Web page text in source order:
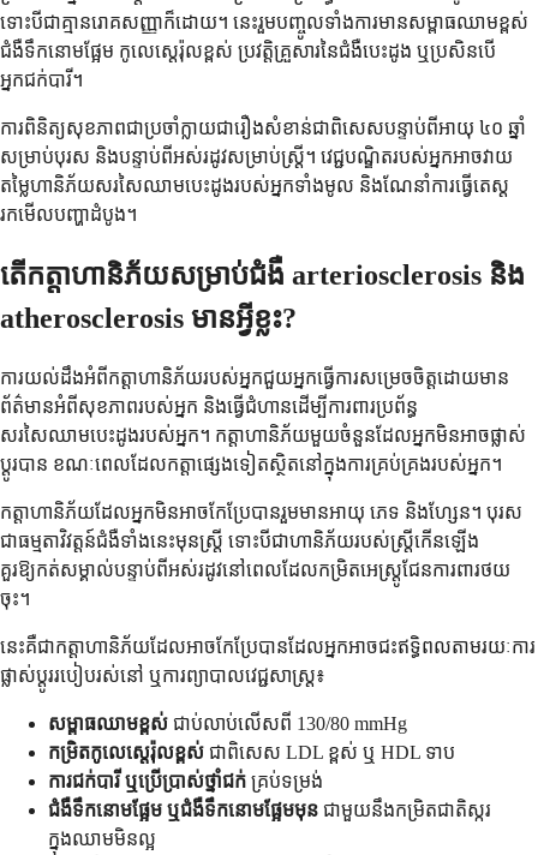
ទោះបីជាគ្មានរោគសញ្ញាក៏ដោយ។ នេះរួមបញ្ចូលទាំងការមានសម្ពាធឈាមខ្ពស់
ជំងឺទឹកនោមផ្អែម កូលេស្តេរ៉ុលខ្ពស់ ប្រវត្តិគ្រួសារនៃជំងឺបេះដូង ឬប្រសិនបើ
អ្នកជក់បារី។
ការពិនិត្យសុខភាពជាប្រចាំក្លាយជារឿងសំខាន់ជាពិសេសបន្ទាប់ពីអាយុ ៤០ ឆ្នាំ
សម្រាប់បុរស និងបន្ទាប់ពីអស់រដូវសម្រាប់ស្ត្រី។ វេជ្ជបណ្ឌិតរបស់អ្នកអាចវាយ
តម្លៃហានិភ័យសរសៃឈាមបេះដូងរបស់អ្នកទាំងមូល និងណែនាំការធ្វើតេស្ត
រកមើលបញ្ហាដំបូង។
តើកត្តាហានិភ័យសម្រាប់ជំងឺ arteriosclerosis និង
atherosclerosis មានអ្វីខ្លះ?
ការយល់ដឹងអំពីកត្តាហានិភ័យរបស់អ្នកជួយអ្នកធ្វើការសម្រេចចិត្តដោយមាន
ព័ត៌មានអំពីសុខភាពរបស់អ្នក និងធ្វើជំហានដើម្បីការពារប្រព័ន្ធ
សរសៃឈាមបេះដូងរបស់អ្នក។ កត្តាហានិភ័យមួយចំនួនដែលអ្នកមិនអាចផ្លាស់
ប្តូរបាន ខណៈពេលដែលកត្តាផ្សេងទៀតស្ថិតនៅក្នុងការគ្រប់គ្រងរបស់អ្នក។
កត្តាហានិភ័យដែលអ្នកមិនអាចកែប្រែបានរួមមានអាយុ ភេទ និងហ្សែន។ បុរស
ជាធម្មតាវិវត្តន៍ជំងឺទាំងនេះមុនស្ត្រី ទោះបីជាហានិភ័យរបស់ស្ត្រីកើនឡើង
គួរឱ្យកត់សម្គាល់បន្ទាប់ពីអស់រដូវនៅពេលដែលកម្រិតអេស្ត្រូជែនការពារថយ
ចុះ។
នេះគឺជាកត្តាហានិភ័យដែលអាចកែប្រែបានដែលអ្នកអាចជះឥទ្ធិពលតាមរយៈការ
ផ្លាស់ប្តូររបៀបរស់នៅ ឬការព្យាបាលវេជ្ជសាស្ត្រ៖
សម្ពាធ​ឈាម​ខ្ពស់ ជាប់លាប់លើសពី 130/80 mmHg
កម្រិត​កូលេស្តេរ៉ុល​ខ្ពស់ ជាពិសេស LDL ខ្ពស់ ឬ HDL ទាប
ការជក់បារី ឬប្រើប្រាស់ថ្នាំជក់ គ្រប់ទម្រង់
ជំងឺទឹកនោមផ្អែម ឬជំងឺទឹកនោមផ្អែមមុន ជាមួយនឹងកម្រិតជាតិស្ករ
ក្នុងឈាមមិនល្អ